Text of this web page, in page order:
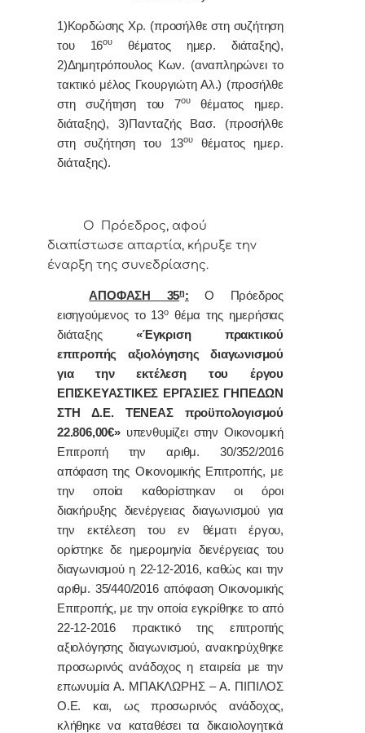
1)Κορδώσης Χρ. (προσήλθε στη συζήτηση
του 16ουθέματος ημερ. διάταξης),
2)Δημητρόπουλος Κων. (αναπληρώνει το
τακτικό μέλος Γκουργιώτη Αλ.) (προσήλθε
στη συζήτηση του 7ουθέματος ημερ.
διάταξης),
3)Πανταζής Βασ. (προσήλθε
στη συζήτηση του 13ουθέματος ημερ.
διάταξης).
Ο Πρόεδρος, αφού
διαπίστωσε απαρτία, κήρυξε την
έναρξη της συνεδρίασης.
ΑΠΟΦΑΣΗ 35η:
Ο Πρόεδρος
εισηγούμενος το 13οθέμα της ημερήσιας
διάταξης «Έγκριση πρακτικού
επιτροπής αξιολόγησης διαγωνισμού
για την εκτέλεση του έργου
ΕΠΙΣΚΕΥΑΣΤΙΚΕΣ ΕΡΓΑΣΙΕΣ ΓΗΠΕΔΩΝ
ΣΤΗ Δ.Ε. ΤΕΝΕΑΣ προϋπολογισμού
22.806,00€» υπενθυμίζει στην Οικονομική
Επιτροπή την αριθμ. 30/352/2016
απόφαση της Οικονομικής Επιτροπής, με
την οποία καθορίστηκαν οι όροι
διακήρυξης διενέργειας διαγωνισμού για
την εκτέλεση του εν θέματι έργου,
ορίστηκε δε ημερομηνία διενέργειας του
διαγωνισμού η 22-12-2016, καθώς και την
αριθμ. 35/440/2016 απόφαση Οικονομικής
Επιτροπής, με την οποία εγκρίθηκε το από
22-12-2016 πρακτικό της επιτροπής
αξιολόγησης διαγωνισμού, ανακηρύχθηκε
προσωρινός ανάδοχος η εταιρεία με την
επωνυμία Α. ΜΠΑΚΛΩΡΗΣ – Α. ΠΙΠΙΛΟΣ
Ο.Ε. και, ως προσωρινός ανάδοχος,
κλήθηκε να καταθέσει τα δικαιολογητικά